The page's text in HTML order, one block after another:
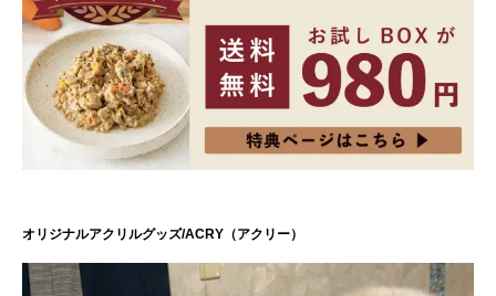
オリジナルアクリルグッズ/ACRY（アクリー）